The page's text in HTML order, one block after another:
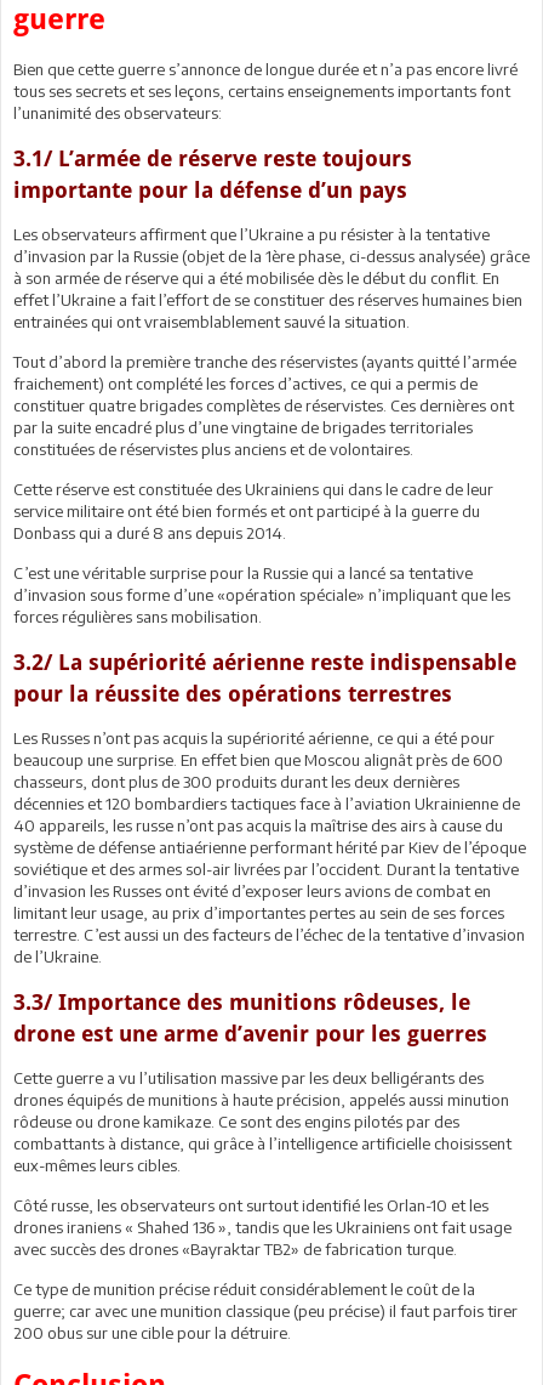
guerre
Bien que cette guerre s’annonce de longue durée et n’a pas encore livré
tous ses secrets et ses leçons, certains enseignements importants font
l’unanimité des observateurs:
3.1/ L’armée de réserve reste toujours
importante pour la défense d’un pays
Les observateurs affirment que l’Ukraine a pu résister à la tentative
d’invasion par la Russie (objet de la 1ère phase, ci-dessus analysée) grâce
à son armée de réserve qui a été mobilisée dès le début du conflit. En
effet l’Ukraine a fait l’effort de se constituer des réserves humaines bien
entrainées qui ont vraisemblablement sauvé la situation.
Tout d’abord la première tranche des réservistes (ayants quitté l’armée
fraichement) ont complété les forces d’actives, ce qui a permis de
constituer quatre brigades complètes de réservistes. Ces dernières ont
par la suite encadré plus d’une vingtaine de brigades territoriales
constituées de réservistes plus anciens et de volontaires.
Cette réserve est constituée des Ukrainiens qui dans le cadre de leur
service militaire ont été bien formés et ont participé à la guerre du
Donbass qui a duré 8 ans depuis 2014.
C’est une véritable surprise pour la Russie qui a lancé sa tentative
d’invasion sous forme d’une «opération spéciale» n’impliquant que les
forces régulières sans mobilisation.
3.2/ La supériorité aérienne reste indispensable
pour la réussite des opérations terrestres
Les Russes n’ont pas acquis la supériorité aérienne, ce qui a été pour
beaucoup une surprise. En effet bien que Moscou alignât près de 600
chasseurs, dont plus de 300 produits durant les deux dernières
décennies et 120 bombardiers tactiques face à l’aviation Ukrainienne de
40 appareils, les russe n’ont pas acquis la maîtrise des airs à cause du
système de défense antiaérienne performant hérité par Kiev de l’époque
soviétique et des armes sol-air livrées par l’occident. Durant la tentative
d’invasion les Russes ont évité d’exposer leurs avions de combat en
limitant leur usage, au prix d’importantes pertes au sein de ses forces
terrestre. C’est aussi un des facteurs de l’échec de la tentative d’invasion
de l’Ukraine.
3.3/ Importance des munitions rôdeuses, le
drone est une arme d’avenir pour les guerres
Cette guerre a vu l’utilisation massive par les deux belligérants des
drones équipés de munitions à haute précision, appelés aussi minution
rôdeuse ou drone kamikaze. Ce sont des engins pilotés par des
combattants à distance, qui grâce à l’intelligence artificielle choisissent
eux-mêmes leurs cibles.
Côté russe, les observateurs ont surtout identifié les Orlan-10 et les
drones iraniens « Shahed 136 », tandis que les Ukrainiens ont fait usage
avec succès des drones «Bayraktar TB2» de fabrication turque.
Ce type de munition précise réduit considérablement le coût de la
guerre; car avec une munition classique (peu précise) il faut parfois tirer
200 obus sur une cible pour la détruire.